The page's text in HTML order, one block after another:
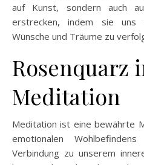
auf Kunst, sondern auch
erstrecken, indem sie uns
Wünsche und Träume zu
Rosenquarz
Meditation
Meditation ist eine bewährte
emotionalen
Verbindung zu unserem